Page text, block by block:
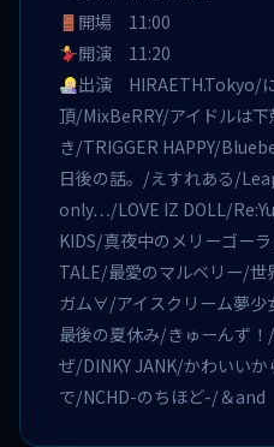
開場 11:00
開演 11:20
出演 HIRAETH.Tokyo/
頂/MixBeRRY/アイドルは
き/TRIGGER HAPPY/
日後の話。/えすれある/
only…/LOVE IZ DOLL/
KIDS/真夜中のメリーゴー
TALE/最愛のマルベリー/
ガム∀/アイスクリーム夢
最後の夏休み/きゅーんず
ぜ/DINKY JANK/かわいい
で/NCHD-のちほど-/＆and